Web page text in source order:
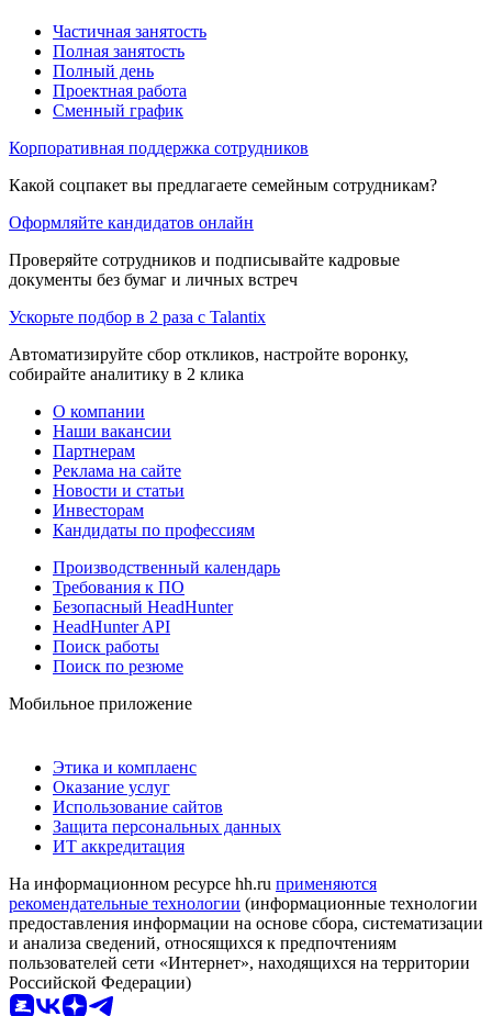
Частичная занятость
Полная занятость
Полный день
Проектная работа
Сменный график
Корпоративная поддержка сотрудников
Какой соцпакет вы предлагаете семейным сотрудникам?
Оформляйте кандидатов онлайн
Проверяйте сотрудников и подписывайте кадровые
документы без бумаг и личных встреч
Ускорьте подбор в 2 раза с Talantix
Автоматизируйте сбор откликов, настройте воронку,
собирайте аналитику в 2 клика
О компании
Наши вакансии
Партнерам
Реклама на сайте
Новости и статьи
Инвесторам
Кандидаты по профессиям
Производственный календарь
Требования к ПО
Безопасный HeadHunter
HeadHunter API
Поиск работы
Поиск по резюме
Мобильное приложение
Этика и комплаенс
Оказание услуг
Использование сайтов
Защита персональных данных
ИТ аккредитация
На информационном ресурсе hh.ru применяются
рекомендательные технологии (информационные технологии
предоставления информации на основе сбора, систематизации
и анализа сведений, относящихся к предпочтениям
пользователей сети «Интернет», находящихся на территории
Российской Федерации)